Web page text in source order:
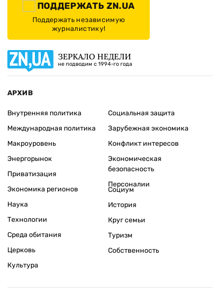
ПОДДЕРЖАТЬ ZN.UA
Поддержать независимую
журналистику!
ЗЕРКАЛО НЕДЕЛИ
не подводим с 1994-го года
АРХИВ
Внутренняя политика
Международная политика
Макроуровень
Энергорынок
Приватизация
Экономика регионов
Социальная защита
Зарубежная экономика
Конфликт интересов
Экономическая
безопасность
Персоналии
Наука
Технологии
Среда обитания
Церковь
Культура
Социум
История
Круг семьи
Туризм
Собственность